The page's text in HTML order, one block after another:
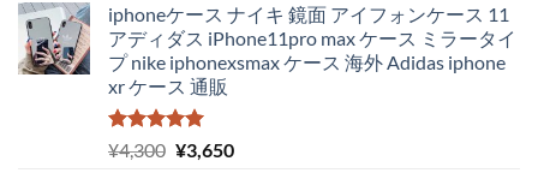
iphoneケース ナイキ 鏡面 アイフォンケース 11
アディダス iPhone11pro max ケース ミラータイ
プ nike iphonexsmax ケース 海外 Adidas iphone
xr ケース 通販
5段階中
5.00
の評価
¥4,300 元
¥3,650現